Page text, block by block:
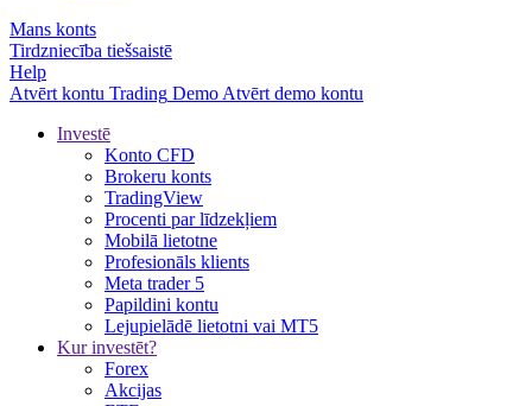
Mans konts
Tirdzniecība tiešsaistē
Help
Atvērt kontu Trading Demo Atvērt demo kontu
Investē
Konto CFD
Brokeru konts
TradingView
Procenti par līdzekļiem
Mobilā lietotne
Profesionāls klients
Meta trader 5
Papildini kontu
Lejupielādē lietotni vai MT5
Kur investēt?
Forex
Akcijas